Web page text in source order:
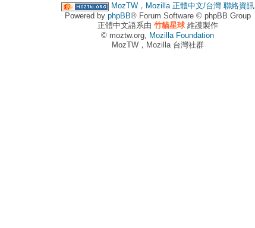
MozTW，Mozilla 正體中文/台灣 聯絡資訊
Powered by phpBB® Forum Software © phpBB Group
正體中文語系由 竹貓星球維護製作
© moztw.org, Mozilla Foundation
MozTW，Mozilla 台灣社群